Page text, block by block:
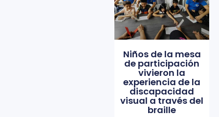
Niños de la mesa
de participación
vivieron la
experiencia de la
discapacidad
visual a través del
braille